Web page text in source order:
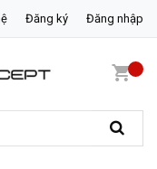
Đăng ký Đăng nhập